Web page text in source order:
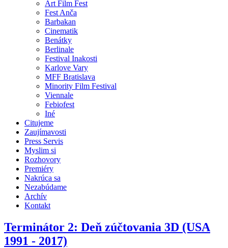
Art Film Fest
Fest Anča
Barbakan
Cinematik
Benátky
Berlinale
Festival Inakosti
Karlove Vary
MFF Bratislava
Minority Film Festival
Viennale
Febiofest
Iné
Citujeme
Zaujímavosti
Press Servis
Myslim si
Rozhovory
Premiéry
Nakrúca sa
Nezabúdame
Archív
Kontakt
Terminátor 2: Deň zúčtovania 3D (USA
1991 - 2017)